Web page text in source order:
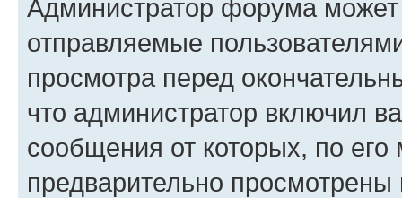
Администратор форума
отправляемые
просмотра перед
что администратор включил
сообщения от которых, по
предварительно